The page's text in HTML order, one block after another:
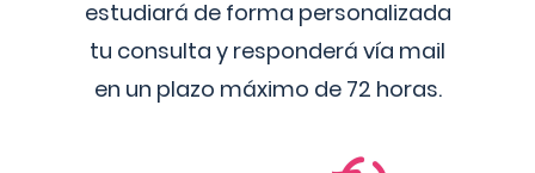
estudiará de forma personalizada
tu consulta y responderá vía mail
en un plazo máximo de 72 horas.